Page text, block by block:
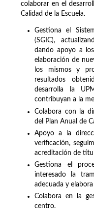
colaborar en el
Calidad de la Escuela.
Gestiona el
(SGIC),
dando apoyo a
elaboración de
los mismos y
resultados
desarrolla la
contribuyan a la
Colabora con la
del Plan Anual de
Apoyo a la
verificación,
acreditación de
Gestiona el
interesado la
adecuada y
Colabora en la
centro.